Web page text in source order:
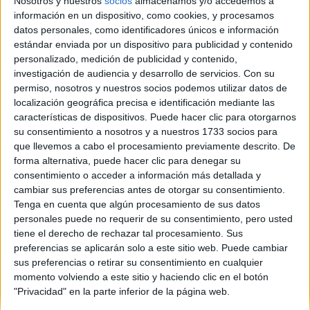
información en un dispositivo, como cookies, y procesamos
datos personales, como identificadores únicos e información
estándar enviada por un dispositivo para publicidad y contenido
personalizado, medición de publicidad y contenido,
investigación de audiencia y desarrollo de servicios. Con su
permiso, nosotros y nuestros socios podemos utilizar datos de
localización geográfica precisa e identificación mediante las
características de dispositivos. Puede hacer clic para otorgarnos
su consentimiento a nosotros y a nuestros 1733 socios para
que llevemos a cabo el procesamiento previamente descrito. De
forma alternativa, puede hacer clic para denegar su
consentimiento o acceder a información más detallada y
cambiar sus preferencias antes de otorgar su consentimiento.
Tenga en cuenta que algún procesamiento de sus datos
personales puede no requerir de su consentimiento, pero usted
tiene el derecho de rechazar tal procesamiento. Sus
preferencias se aplicarán solo a este sitio web. Puede cambiar
sus preferencias o retirar su consentimiento en cualquier
momento volviendo a este sitio y haciendo clic en el botón
"Privacidad" en la parte inferior de la página web.
en cataluña ya lo sabreis, y bueno estoy muy indecisa
sobre el tema. Yo hago el bachillerato científico, pero no me
interesa mucho hacerlo sobre lo típico de biologia, o
quimica, creo que lo quiero hacer sobre algun autor
castellano como Becquer.. pero no hay mucho tema sobre él,
si porfavor me podeis dar ideas sobre cualquier tipo, para
poder hacer el trabajo, os lo agradeceria muchisimo! =)
unbesito! =)
Blog de JUDITHH
Quiénes somos|Contactar|Anúnciate